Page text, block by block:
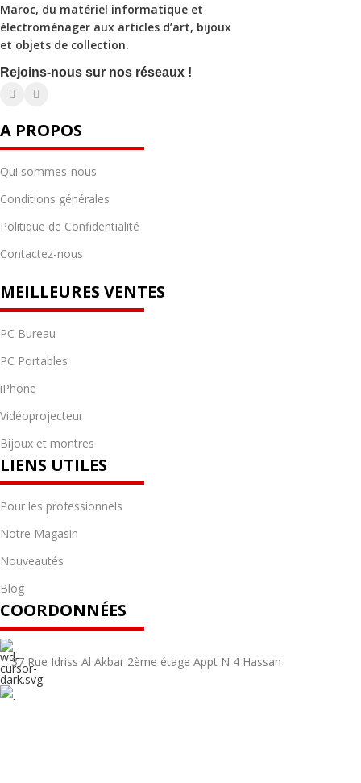
Maroc, du matériel informatique et
électroménager aux articles d’art, bijoux
et objets de collection.
Rejoins-nous sur nos réseaux !
A PROPOS
Qui sommes-nous
Conditions générales
Politique de Confidentialité
Contactez-nous
MEILLEURES VENTES
PC Bureau
PC Portables
iPhone
Vidéoprojecteur
Bijoux et montres
LIENS UTILES
Pour les professionnels
Notre Magasin
Nouveautés
Blog
COORDONNÉES
37 Rue Idriss Al Akbar 2ème étage Appt N 4 Hassan